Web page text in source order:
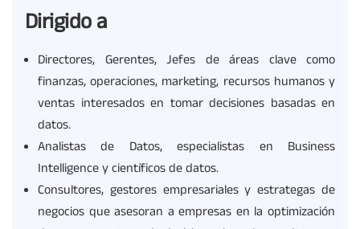
Dirigido a
Directores, Gerentes, Jefes de áreas clave como
finanzas, operaciones, marketing, recursos humanos y
ventas interesados en tomar decisiones basadas en
datos.
Analistas de Datos, especialistas en Business
Intelligence y científicos de datos.
Consultores, gestores empresariales y estrategas de
negocios que asesoran a empresas en la optimización